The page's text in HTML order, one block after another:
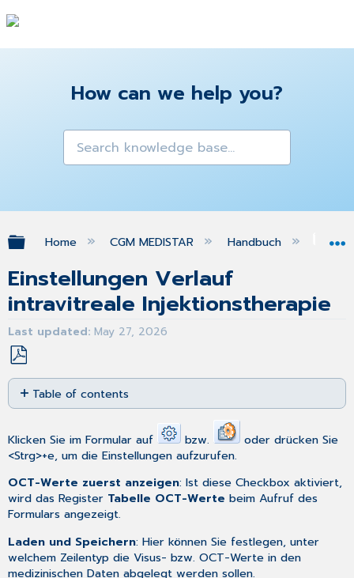
How can we help you?
Expand/collapse global hierarchy
Home CGM MEDISTAR Handbuch
Einstellungen Verlauf
intravitreale Injektionstherapie
Last updated May 27, 2026
Save
as
PDF
Table of contents
No
Klicken Sie im Formular auf
bzw.
oder drücken Sie
<Strg>+e, um die Einstellungen aufzurufen.
OCT-Werte zuerst anzeigen: Ist diese Checkbox aktiviert,
wird das Register Tabelle OCT-Werte beim Aufruf des
Formulars angezeigt.
Laden und Speichern: Hier können Sie festlegen, unter
welchem Zeilentyp die Visus- bzw. OCT-Werte in den
medizinischen Daten abgelegt werden sollen.